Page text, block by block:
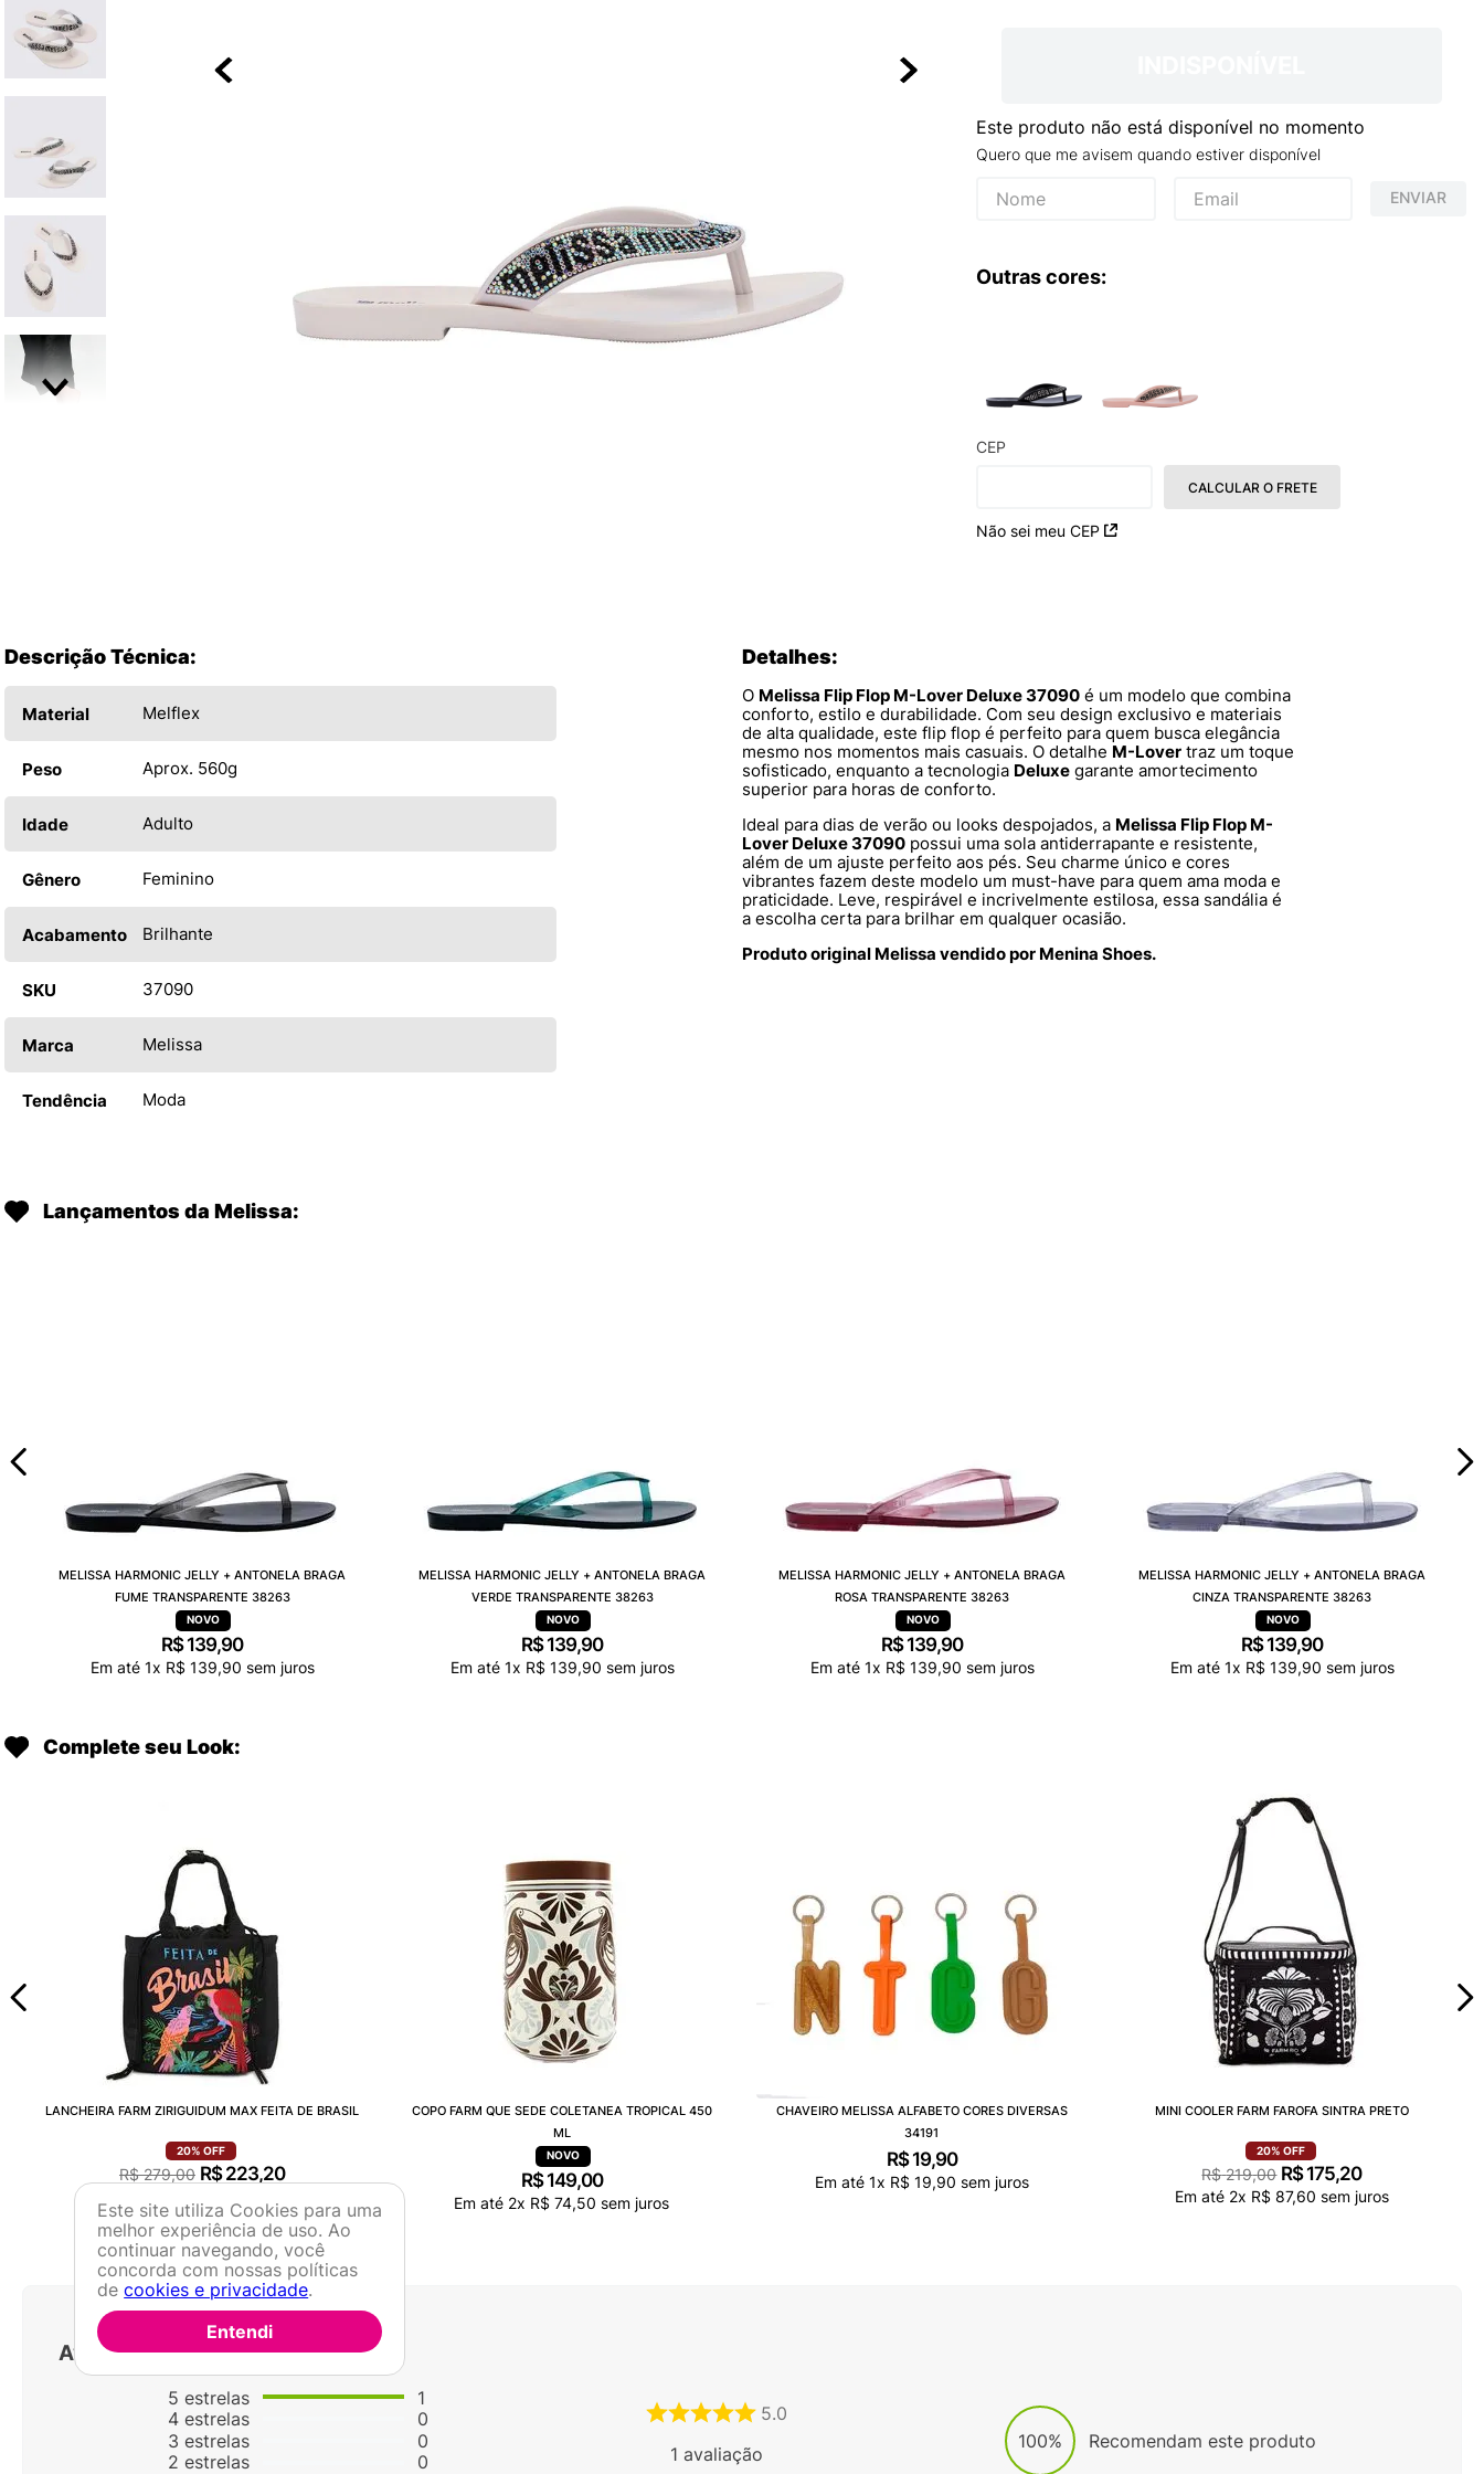
Este produto não está disponível no momento
Quero que me avisem quando estiver disponível
ENVIAR
Outras cores:
CEP
Não sei meu CEP
CALCULAR O FRETE
Descrição Técnica:
Material Melflex
Peso Aprox. 560g
Idade Adulto
Gênero Feminino
Acabamento Brilhante
SKU 37090
Marca Melissa
Tendência Moda
Detalhes:
O Melissa Flip Flop M-Lover Deluxe 37090 é um modelo que combina
conforto, estilo e durabilidade. Com seu design exclusivo e materiais
de alta qualidade, este flip flop é perfeito para quem busca elegância
mesmo nos momentos mais casuais. O detalhe M-Lover traz um toque
sofisticado, enquanto a tecnologia Deluxe garante amortecimento
superior para horas de conforto.
Ideal para dias de verão ou looks despojados, a Melissa Flip Flop M-
Lover Deluxe 37090 possui uma sola antiderrapante e resistente,
além de um ajuste perfeito aos pés. Seu charme único e cores
vibrantes fazem deste modelo um must-have para quem ama moda e
praticidade. Leve, respirável e incrivelmente estilosa, essa sandália é
a escolha certa para brilhar em qualquer ocasião.
Produto original Melissa vendido por Menina Shoes.
Lançamentos da Melissa:
MELISSA HARMONIC JELLY + ANTONELA BRAGA
FUME TRANSPARENTE 38263
R$ 139,90
Em até 1x R$ 139,90 sem juros
MELISSA HARMONIC JELLY + ANTONELA BRAGA
VERDE TRANSPARENTE 38263
R$ 139,90
Em até 1x R$ 139,90 sem juros
MELISSA HARMONIC JELLY + ANTONELA BRAGA
ROSA TRANSPARENTE 38263
R$ 139,90
Em até 1x R$ 139,90 sem juros
MELISSA HARMONIC JELLY + ANTONELA BRAGA
CINZA TRANSPARENTE 38263
R$ 139,90
Em até 1x R$ 139,90 sem juros
Complete seu Look:
LANCHEIRA FARM ZIRIGUIDUM MAX FEITA DE BRASIL
20% OFF
R$ 279,00 R$ 223,20
COPO FARM QUE SEDE COLETANEA TROPICAL 450
ML
R$ 149,00
Em até 2x R$ 74,50 sem juros
CHAVEIRO MELISSA ALFABETO CORES DIVERSAS
34191
R$ 19,90
Em até 1x R$ 19,90 sem juros
MINI COOLER FARM FAROFA SINTRA PRETO
20% OFF
R$ 219,00 R$175,20
Em até 2x R$ 87,60 sem juros
Avaliações
5 estrelas
4estrelas
3 estrelas
2 estrelas
1
0
0
0
5.0
1 avaliação
100% Recomendam este produto
Este site utiliza Cookies para uma
melhor experiência de uso. Ao
continuar navegando, você
concorda com nossas políticas
decookies e privacidade.
Entendi